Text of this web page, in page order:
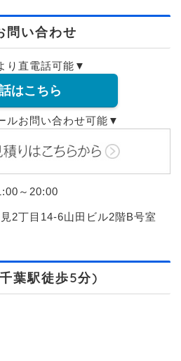
問い合わせ
り直電話可能▼
はこちら
ルお問い合わせ可能▼
～20:00
2丁目14-6山田ビル2階B号室
葉駅徒歩5分)